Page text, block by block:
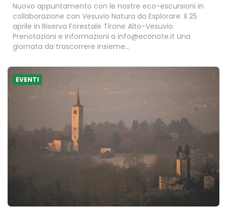
Nuovo appuntamento con le nostre eco-escursioni in
collaborazione con Vesuvio Natura da Esplorare. Il 25
aprile in Riserva Forestale Tirone Alto-Vesuvio.
Prenotazioni e informazioni a info@econote.it Una
giornata da trascorrere insieme…
EVENTI